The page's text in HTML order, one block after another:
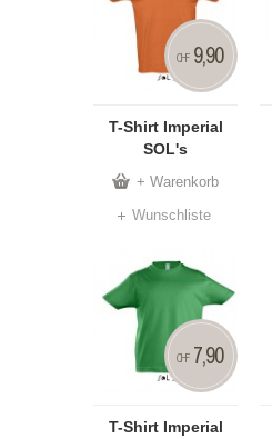
T-Shirt Imperial
SOL's
CHF 9,90
+ Warenkorb
Wunschliste
T-Shirt Imperial
CHF 7,90